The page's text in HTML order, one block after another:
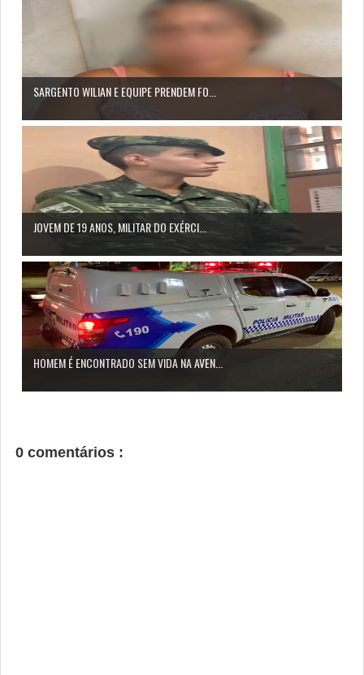
SARGENTO WILIAN E EQUIPE PRENDEM FO...
JOVEM DE 19 ANOS, MILITAR DO EXÉRCI...
HOMEM É ENCONTRADO SEM VIDA NA AVEN...
0 comentários :